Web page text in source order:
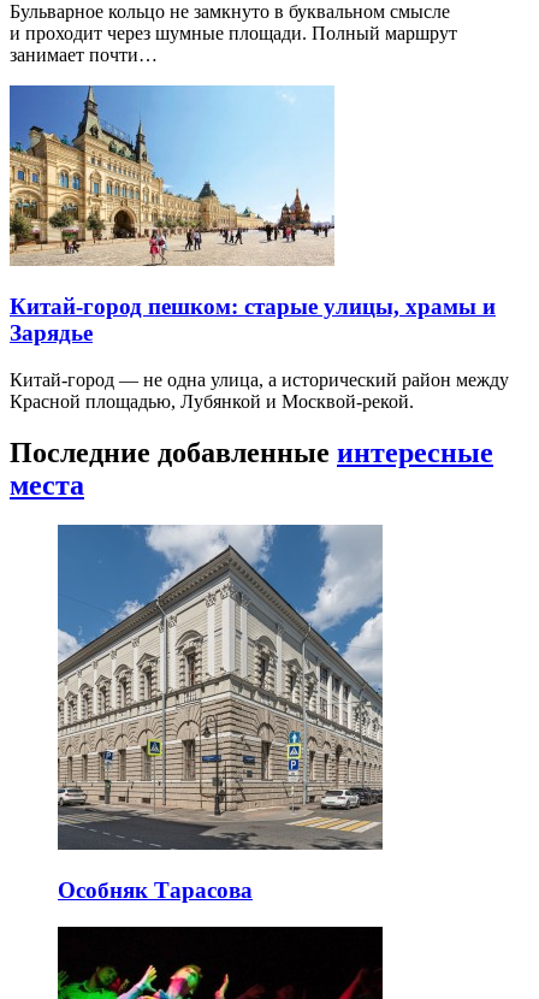
Бульварное кольцо не замкнуто в буквальном смысле
и проходит через шумные площади. Полный маршрут
занимает почти…
Китай-город пешком: старые улицы, храмы и
Зарядье
Китай-город — не одна улица, а исторический район между
Красной площадью, Лубянкой и Москвой-рекой.
Последние добавленные интересные
места
Особняк Тарасова